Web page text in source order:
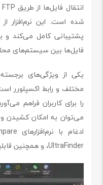
پشتیبانی کامل می‌کند و
فایل‌ها بین سیستم‌های
یکی از ویژگی‌های
مختلف و رابط اکسپلورر
را برای کاربران فراهم
می‌توان به امکان کشیدن و
UltraFinder، و همچنین قابلیت همگام‌سازی پوشه‌ها اشاره کرد.